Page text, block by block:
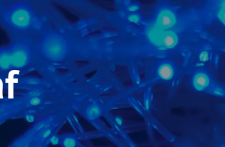
ICT Beheer
Systeembeheer
Netwerkbeheer